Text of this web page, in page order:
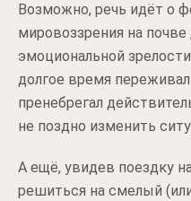
Возможно, речь идёт о
мировоззрения на
эмоциональной
долгое время
пренебрегал
не поздно изменить
А ещё, увидев поездку
решиться на смелый